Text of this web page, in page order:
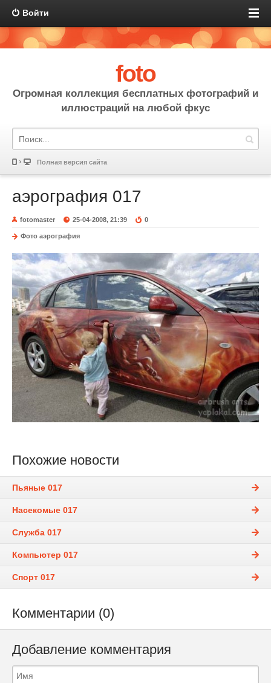
Войти
foto
Огромная коллекция бесплатных фотографий и
иллюстраций на любой фкус
Полная версия сайта
аэрография 017
fotomaster 25-04-2008, 21:39 0
Фото аэрография
Похожие новости
Пьяные 017
Насекомые 017
Служба 017
Компьютер 017
Спорт 017
Комментарии (0)
Добавление комментария